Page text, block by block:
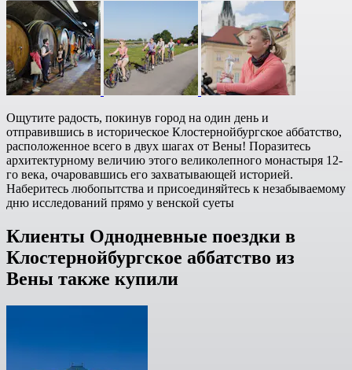
Ощутите радость, покинув город на один день и
отправившись в историческое Клостернойбургское аббатство,
расположенное всего в двух шагах от Вены! Поразитесь
архитектурному величию этого великолепного монастыря 12-
го века, очаровавшись его захватывающей историей.
Наберитесь любопытства и присоединяйтесь к незабываемому
дню исследований прямо у венской суеты
Клиенты Однодневные поездки в
Клостернойбургское аббатство из
Вены также купили